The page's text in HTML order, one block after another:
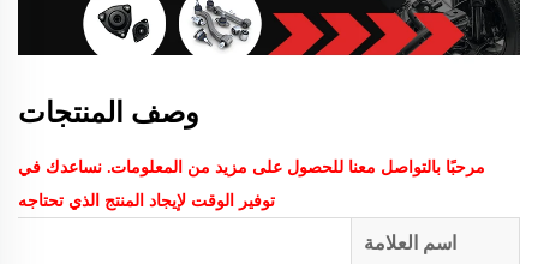
وصف المنتجات
مرحبًا بالتواصل معنا للحصول على مزيد من المعلومات. نساعدك في
توفير الوقت لإيجاد المنتج الذي تحتاجه
اسم العلامة